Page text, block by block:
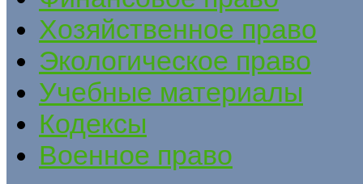
Хозяйственное право
Экологическое право
Учебные материалы
Кодексы
Военное право